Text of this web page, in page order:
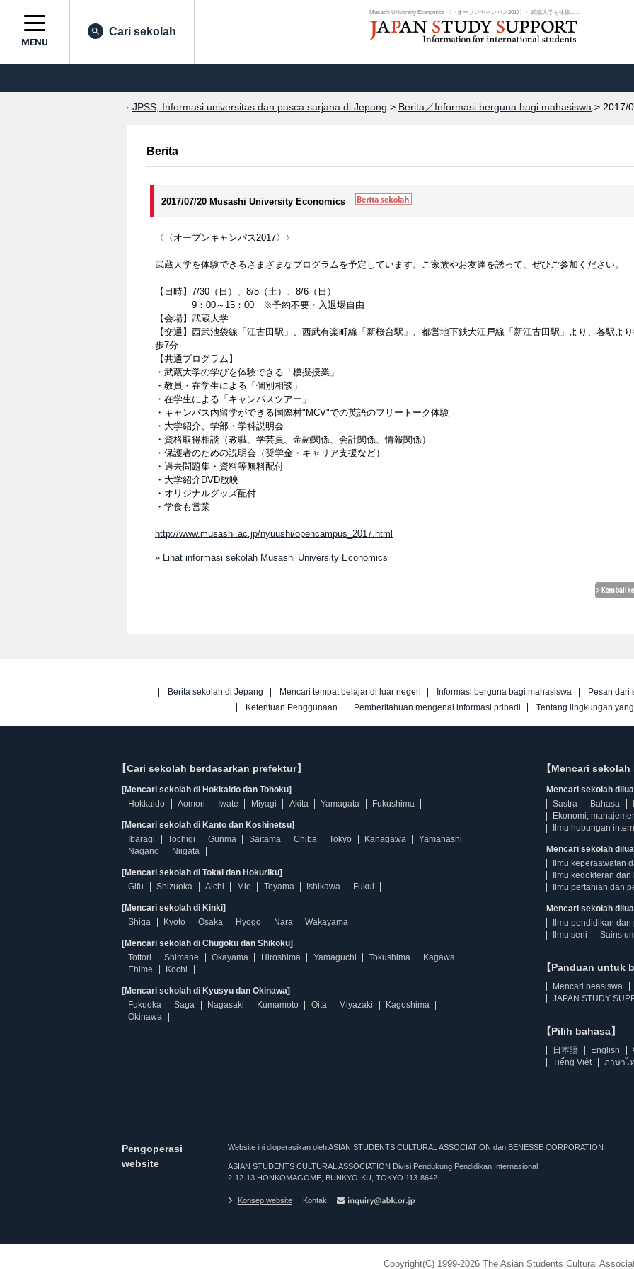
Musashi University Economics 〈〈オープンキャンパス2017〉〉武蔵大学を体験... ...
MENU
Cari sekolah
JPSS, Informasi universitas dan pasca sarjana di Jepang > Berita／Informasi berguna bagi mahasiswa > 2017/
Berita
2017/07/20 Musashi University Economics
〈〈オープンキャンパス2017〉〉
武蔵大学を体験できるさまざまなプログラムを予定しています。ご家族やお友達を誘って、ぜひご参加ください。
【日時】7/30（日）、8/5（土）、8/6（日）
9：00～15：00 ※予約不要・入退場自由
【会場】武蔵大学
【交通】西武池袋線「江古田駅」、西武有楽町線「新桜台駅」、都営地下鉄大江戸線「新江古田駅」より、各駅よ
歩7分
【共通プログラム】
・武蔵大学の学びを体験できる「模擬授業」
・教員・在学生による「個別相談」
・在学生による「キャンパスツアー」
・キャンパス内留学ができる国際村"MCV"での英語のフリートーク体験
・大学紹介、学部・学科説明会
・資格取得相談（教職、学芸員、金融関係、会計関係、情報関係）
・保護者のための説明会（奨学金・キャリア支援など）
・過去問題集・資料等無料配付
・大学紹介DVD放映
・オリジナルグッズ配付
・学食も営業
http://www.musashi.ac.jp/nyuushi/opencampus_2017.html
» Lihat informasi sekolah Musashi University Economics
Berita sekolah di Jepang Mencari tempat belajar di luar negeri Informasi berguna bagi mahasiswa
Pesan dari
Ketentuan Penggunaan
Pemberitahuan mengenai informasi pribadi Tentang lingkungan
【Cari sekolah berdasarkan prefektur】
[Mencari sekolah di Hokkaido dan Tohoku]
Hokkaido
Aomori Iwate Miyagi Akita Yamagata Fukushima
[Mencari sekolah di Kanto dan Koshinetsu]
Ibaragi
Tochigi Gunma Saitama Chiba Tokyo Kanagawa
Yamanashi
Nagano
Niigata
[Mencari sekolah di Tokai dan Hokuriku]
Gifu
Shizuoka Aichi Mie Toyama Ishikawa Fukui
[Mencari sekolah di Kinki]
Shiga
Kyoto Osaka Hyogo Nara Wakayama
[Mencari sekolah di Chugoku dan Shikoku]
Tottori
Shimane Okayama Hiroshima Yamaguchi Tokushima
Kagawa
Ehime
Kochi
[Mencari sekolah di Kyusyu dan Okinawa]
Fukuoka
Saga Nagasaki Kumamoto Oita Miyazaki
Kagoshima
Okinawa
【Mencari
Mencari sekolah
Sastra
Bahasa
Ekonomi,
Ilmu hubungan
Mencari sekolah
Ilmu keperaawatan
Ilmu kedokteran
Ilmu pertanian dan
Mencari sekolah
Ilmu pendidikan
Ilmu seni
Sains
【Panduan untuk
Mencari beasiswa
JAPAN STUDY
【Pilih bahasa】
日本語 English
Tiếng Việt
ภาษาไ
Pengoperasi
website
Website ini dioperasikan oleh ASIAN STUDENTS CULTURAL ASSOCIATION dan BENESSE CORPORATION
ASIAN STUDENTS CULTURAL ASSOCIATION Divisi Pendukung Pendidikan Internasional
2-12-13 HONKOMAGOME, BUNKYO-KU, TOKYO 113-8642
Konsep website Kontak
Copyright(C) 1999-2026 The Asian Students Cultural